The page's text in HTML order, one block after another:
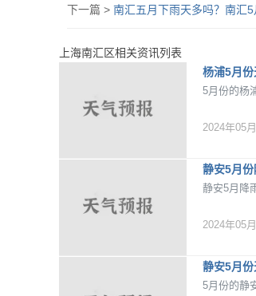
下一篇 > 南汇五月下雨天多吗？南汇5
上海南汇区相关资讯列表
杨浦5月份
5月份的杨
2024年05
静安5月份
静安5月降
2024年05
静安5月份
5月份的静